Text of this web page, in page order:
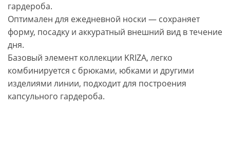
гардероба.
Оптимален для ежедневной носки — сохраняет
форму, посадку и аккуратный внешний вид в течение
дня.
Базовый элемент коллекции KRIZA, легко
комбинируется с брюками, юбками и другими
изделиями линии, подходит для построения
капсульного гардероба.